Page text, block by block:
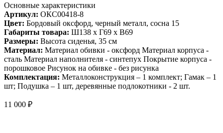
Основные характеристики
Артикул: ОКС00418-8
Цвет: Бордовый оксфорд, черный металл, сосна 15
Габариты товара: Ш138 х Г69 х В69
Размеры: Высота сиденья, 35 см
Материал: Материал обивки - оксфорд Материал корпуса -
сталь Материал наполнителя - синтепух Покрытие корпуса -
порошковое Рисунок на обивке - без рисунка
Комплектация: Металлоконструкция – 1 комплект; Гамак – 1
шт; Подушка – 1 шт, деревянные подлокотники - 2 шт.
11 000 ₽